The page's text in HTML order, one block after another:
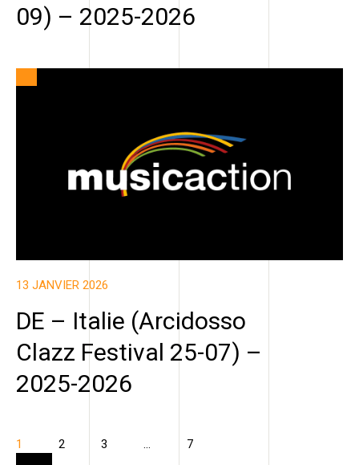
09) – 2025-2026
13 JANVIER 2026
DE – Italie (Arcidosso
Clazz Festival 25-07) –
2025-2026
1 2 3 7